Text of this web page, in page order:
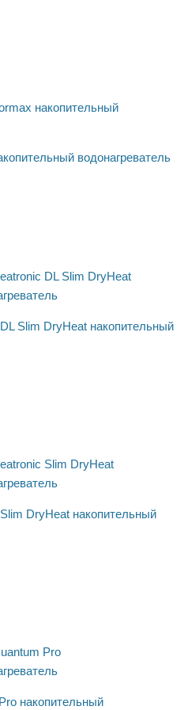
водонагреватель
Slim DryHeat накопительный
DryHeat накопительный
накопительный